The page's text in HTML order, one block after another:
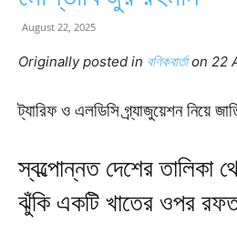
August 22, 2025
Originally posted in বণিকবার্তাon 22
ট্যারিফ ও এলডিসি গ্র্যাজুয়েশন নিয়ে
স্বল্পোন্নত দেশের তালিকা
ঝুঁকি একটি খাতের ওপর